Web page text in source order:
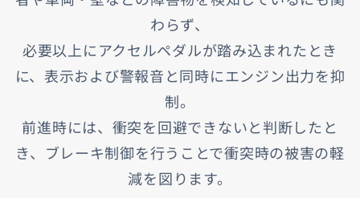
わらず、
必要以上にアクセルペダルが踏み込まれたとき
に、表示および警報音と同時にエンジン出力を抑
制。
前進時には、衝突を回避できないと判断したと
き、ブレーキ制御を行うことで衝突時の被害の軽
減を図ります。